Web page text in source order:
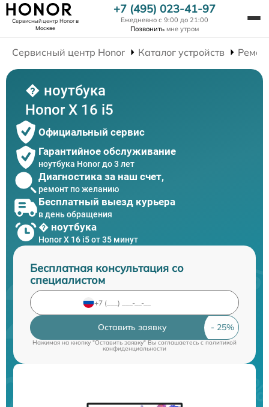
Сервисный центр Honorв
Москве
+7 (495) 023-41-97
Ежедневно с 9:00 до 21:00
Позвонить мне утром
Сервисный центр Honor Каталог устройств
� ноутбука
Honor X 16 i5
Официальный сервис
Гарантийное обслуживание
ноутбука Honor до 3 лет
Диагностика за наш счет,
ремонт по желанию
Бесплатный выезд курьера
в день обращения
� ноутбука
Honor X 16 i5 от 35 минут
Бесплатная консультация со
специалистом
Оставить заявку
Нажимая на кнопку "Оставить заявку" Вы соглашаетесь cполитикой
конфиденциальности